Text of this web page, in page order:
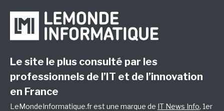
Le site le plus consulté par les
professionnels de l’IT et de l’innovation
en France
LeMondeInformatique.fr est une marque de IT News Info, 1er